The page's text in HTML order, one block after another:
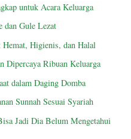
untuk Acara Keluarga
dan Gule Lezat
Higienis, dan Halal
Dipercaya Ribuan Keluarga
dalam Daging Domba
Sunnah Sesuai Syariah
Jadi Dia Belum Mengetahui